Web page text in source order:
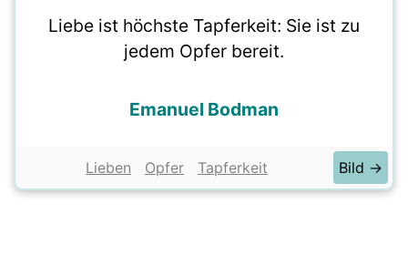
Liebe ist höchste Tapferkeit: Sie ist zu
jedem Opfer bereit.
Emanuel Bodman
Lieben Opfer Tapferkeit Bild →